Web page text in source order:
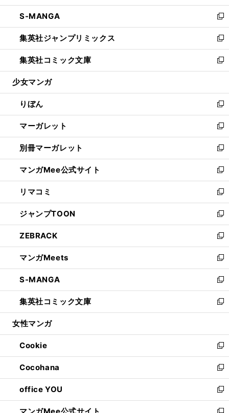
開
く
ウ
で
開
く
ン
ド
ウ
で
開
く
ウ
ィ
ン
ド
ウ
で
開
し
い
ウ
ィ
ン
ド
ウ
開
く
S-MANGA
新
し
い
ウ
ィ
ン
ウ
で
開
く
集英社ジャンプリミックス
新
し
い
ウ
ン
ド
ウ
で
開
く
集英社コミック文庫
新
し
ウ
ィ
ン
ド
ウ
で
開
く
少女マンガ
りぼん
新
し
い
ウ
ィ
ン
ド
ウ
で
開
く
マーガレット
新
し
い
ウ
ィ
ン
ド
ウ
で
開
く
別冊マーガレット
新
し
い
ウ
ィ
ン
ド
ウ
で
開
く
マンガMee公式サイト
新
し
い
ウ
ィ
ン
ド
ウ
で
開
く
リマコミ
新
し
い
ウ
ィ
ン
ド
ウ
で
開
く
ジャンプTOON
新
し
い
ウ
ィ
ン
ド
ウ
で
開
ZEBRACK
新
し
い
ウ
ィ
ン
ド
ウ
開
く
マンガMeets
新
し
い
ウ
ィ
ン
ウ
で
開
く
S-MANGA
新
し
い
ウ
ン
ド
ウ
で
開
く
集英社コミック文庫
新
し
ウ
ィ
ン
ド
ウ
で
開
く
女性マンガ
Cookie
新
し
い
ウ
ィ
ン
Cocohana
新
し
い
ウ
office YOU
新
し